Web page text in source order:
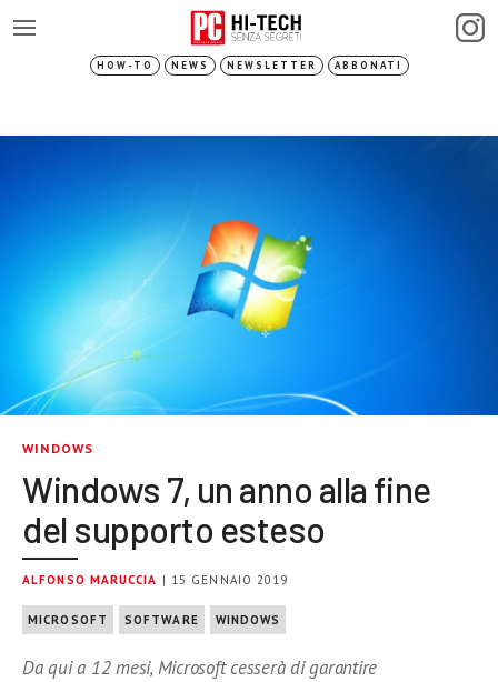
HOW-TO NEWS NEWSLETTER ABBONATI
WINDOWS
Windows 7, un anno alla fine
del supporto esteso
ALFONSO MARUCCIA | 15 GENNAIO 2019
MICROSOFT SOFTWARE WINDOWS
Da qui a 12 mesi, Microsoft cesserà di garantire